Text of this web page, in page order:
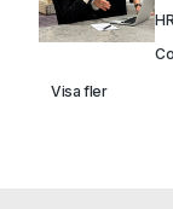
Visa fler